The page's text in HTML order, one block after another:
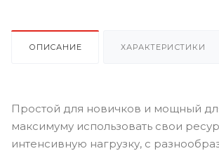
ОПИСАНИЕ ХАРАКТЕРИСТИКИ
Простой для новичков и мощный
максимуму использовать свои
интенсивную нагрузку, с